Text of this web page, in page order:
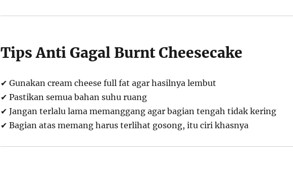
Tips Anti Gagal Burnt Cheesecake
✔ Gunakan cream cheese full fat agar hasilnya lembut
✔ Pastikan semua bahan suhu ruang
✔ Jangan terlalu lama memanggang agar bagian tengah tidak kering
✔ Bagian atas memang harus terlihat gosong, itu ciri khasnya